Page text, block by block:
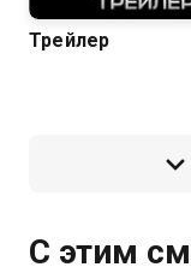
Трейлер
С этим